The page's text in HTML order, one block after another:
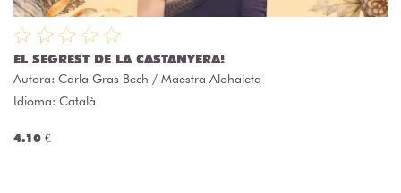
EL SEGREST DE LA CASTANYERA!
Autora: Carla Gras Bech / Maestra Alohaleta
Idioma: Català
4.10 €